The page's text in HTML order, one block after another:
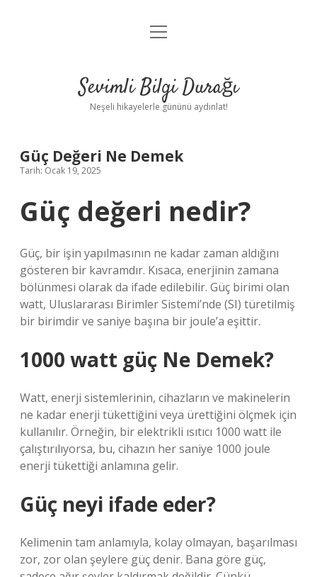
Anasayfa
Yasal Uyarı
menüyü
Sevimli Bilgi Durağı
Neşeli hikayelerle gününü aydınlat!
Güç Değeri Ne Demek
Tarih: Ocak 19, 2025
Güç değeri nedir?
Güç, bir işin yapılmasının ne kadar zaman aldığını
gösteren bir kavramdır. Kısaca, enerjinin zamana
bölünmesi olarak da ifade edilebilir. Güç birimi olan
watt, Uluslararası Birimler Sistemi’nde (SI) türetilmiş
bir birimdir ve saniye başına bir joule’a eşittir.
1000 watt güç Ne Demek?
Watt, enerji sistemlerinin, cihazların ve makinelerin
ne kadar enerji tükettiğini veya ürettiğini ölçmek için
kullanılır. Örneğin, bir elektrikli ısıtıcı 1000 watt ile
çalıştırılıyorsa, bu, cihazın her saniye 1000 joule
enerji tükettiği anlamına gelir.
Güç neyi ifade eder?
Kelimenin tam anlamıyla, kolay olmayan, başarılması
zor, zor olan şeylere güç denir. Bana göre güç,